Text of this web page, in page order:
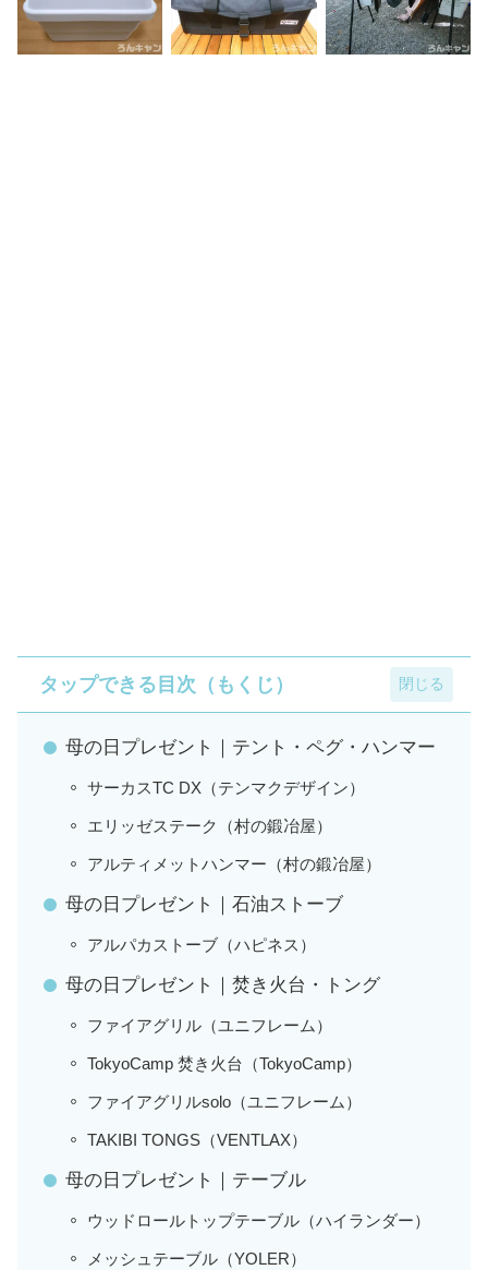
タップできる目次（もくじ）
母の日プレゼント｜テント・ペグ・ハンマー
サーカスTC DX（テンマクデザイン）
エリッゼステーク（村の鍛冶屋）
アルティメットハンマー（村の鍛冶屋）
母の日プレゼント｜石油ストーブ
アルパカストーブ（ハピネス）
母の日プレゼント｜焚き火台・トング
ファイアグリル（ユニフレーム）
TokyoCamp 焚き火台（TokyoCamp）
ファイアグリルsolo（ユニフレーム）
TAKIBI TONGS（VENTLAX）
母の日プレゼント｜テーブル
ウッドロールトップテーブル（ハイランダー）
メッシュテーブル（YOLER）